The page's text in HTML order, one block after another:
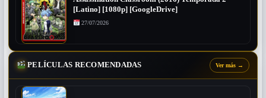
[Latino] [1080p] [GoogleDrive]
27/07/2026
PELÍCULAS RECOMENDADAS Ver más →